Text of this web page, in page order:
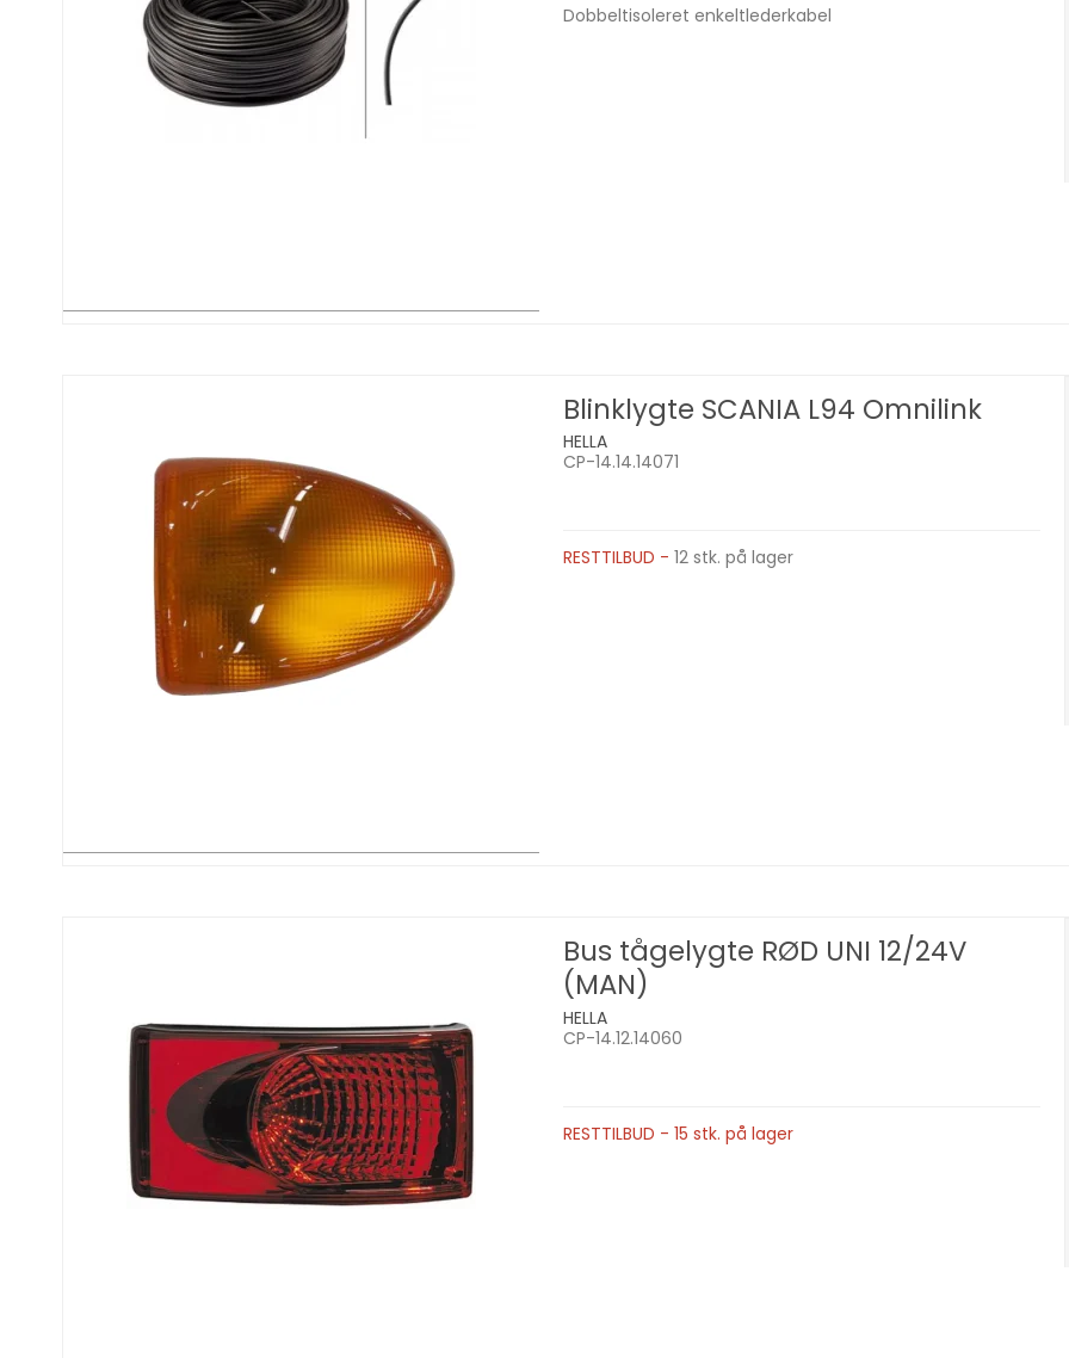
Dobbeltisoleret enkeltlederkabel
Blinklygte SCANIA L94 Omnilink
HELLA
CP-14.14.14071
RESTTILBUD -12 stk. på lager
Bus tågelygte RØD UNI 12/24V
(MAN)
HELLA
CP-14.12.14060
RESTTILBUD - 15 stk. på lager